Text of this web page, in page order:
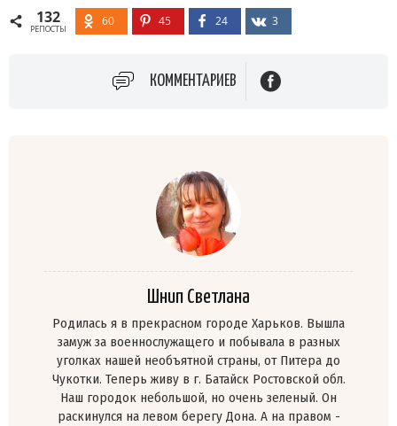
132
РЕПОСТЫ
60 45 24 3
КОММЕНТАРИЕВ
Шнип Светлана
Родилась я в прекрасном городе Харьков. Вышла
замуж за военнослужащего и побывала в разных
уголках нашей необъятной страны, от Питера до
Чукотки. Теперь живу в г. Батайск Ростовской обл.
Наш городок небольшой, но очень зеленый. Он
раскинулся на левом берегу Дона. А на правом -